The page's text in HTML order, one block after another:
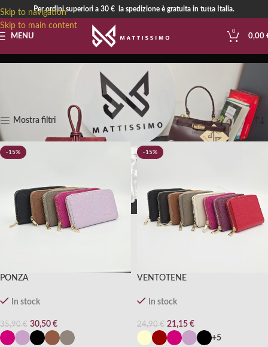
Skip to navigation
Skip to main content
Per ordini superiori a 30 € la spedizione è gratuita in tutta Italia.
MENU
0
0,00
ACCESSORI
Mostra filtri
-15%
PONZA
In stock
35,90€ 30,50 €
-15%
VENTOTENE
In stock
24,90€ 21,15 €
+5